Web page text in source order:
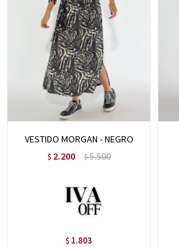
VESTIDO MORGAN - NEGRO
$ 2.200 $5.500
$ 1.803